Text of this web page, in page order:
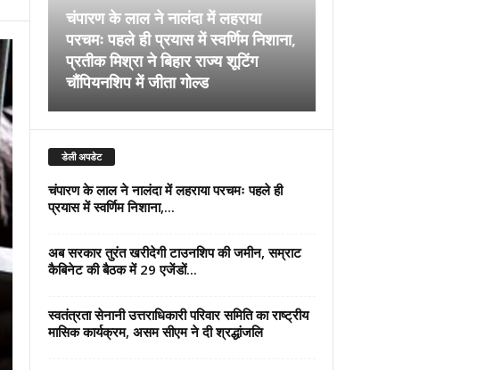
चंपारण के लाल ने नालंदा में लहराया
परचमः पहले ही प्रयास में स्वर्णिम निशाना,
प्रतीक मिश्रा ने बिहार राज्य शूटिंग
चौंपियनशिप में जीता गोल्ड
डेली अपडेट
चंपारण के लाल ने नालंदा में लहराया परचमः पहले ही
प्रयास में स्वर्णिम निशाना,...
अब सरकार तुरंत खरीदेगी टाउनशिप की जमीन, सम्राट
कैबिनेट की बैठक में 29 एजेंडों...
स्वतंत्रता सेनानी उत्तराधिकारी परिवार समिति का राष्ट्रीय
मासिक कार्यक्रम, असम सीएम ने दी श्रद्धांजलि